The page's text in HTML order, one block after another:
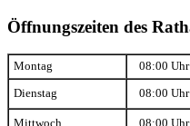
Öffnungszeiten des
Montag 08:00
Dienstag 08:00